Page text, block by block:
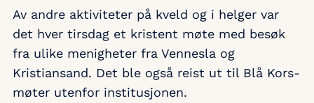
Av andre aktiviteter på kveld og i helger var
det hver tirsdag et kristent møte med besøk
fra ulike menigheter fra Vennesla og
Kristiansand. Det ble også reist ut til Blå Kors-
møter utenfor institusjonen.